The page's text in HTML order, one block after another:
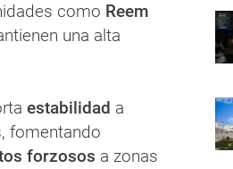
como Reem
una alta
estabilidad a
fomentando
forzosos a zonas